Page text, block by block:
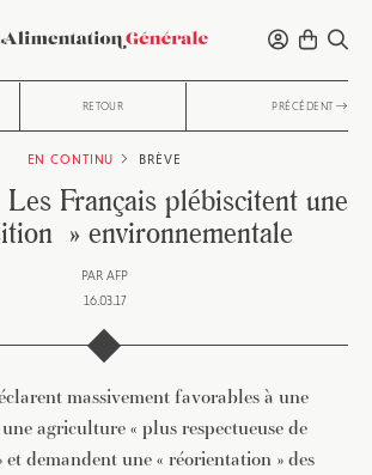
RETOUR PRÉCÉDENT
EN CONTINU BRÈVE
Français plébiscitent une
» environnementale
PAR AFP
16.03.17
massivement favorables à une
agriculture « plus respectueuse de
et demandent une « réorientation » des